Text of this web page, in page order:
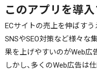
このアプリを導
ECサイトの売上を伸ばすう
SNSやSEO対策など様々な
果を上げやすいのがWeb広
しかし、多くのWeb広告は